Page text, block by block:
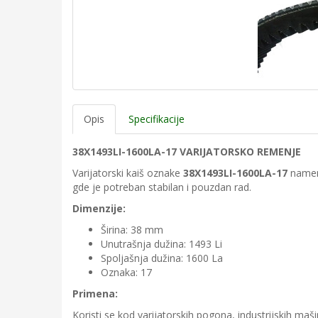
Opis Specifikacije
38X1493LI-1600LA-17 VARIJATORSKO REMENJE
Varijatorski kaiš oznake 38X1493LI-1600LA-17
gde je potreban stabilan i pouzdan rad.
Dimenzije:
Širina: 38 mm
Unutrašnja dužina: 1493 Li
Spoljašnja dužina: 1600 La
Oznaka: 17
Primena:
Koristi se kod varijatorskih pogona, industrijskih